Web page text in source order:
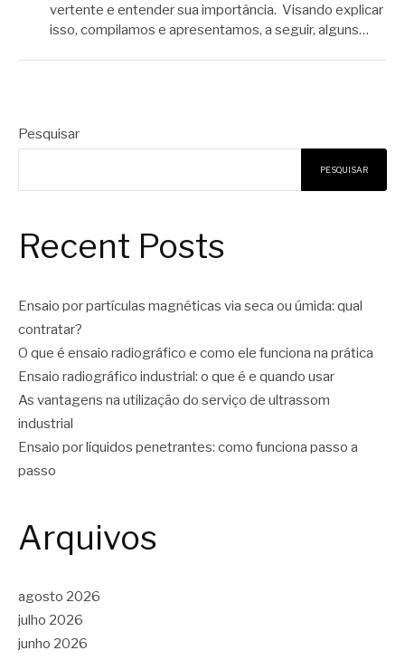
vertente e entender sua importância. Visando explicar
isso, compilamos e apresentamos, a seguir, alguns…
Pesquisar
PESQUISAR
Recent Posts
Ensaio por partículas magnéticas via seca ou úmida: qual
contratar?
O que é ensaio radiográfico e como ele funciona na prática
Ensaio radiográfico industrial: o que é e quando usar
As vantagens na utilização do serviço de ultrassom
industrial
Ensaio por líquidos penetrantes: como funciona passo a
passo
Arquivos
agosto 2026
julho 2026
junho 2026